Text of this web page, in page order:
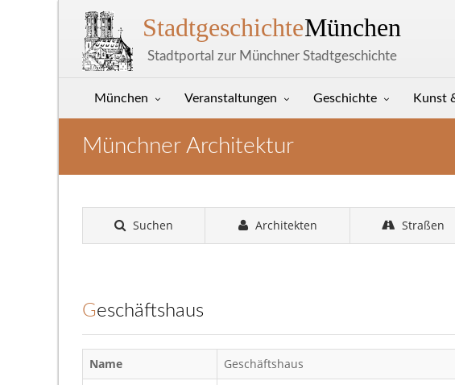
StadtgeschichteMünchen
Stadtportal zur Münchner Stadtgeschichte
München Veranstaltungen Geschichte Kunst
Münchner Architektur
Suchen Architekten Straßen
Geschäftshaus
Name
Geschäftshaus